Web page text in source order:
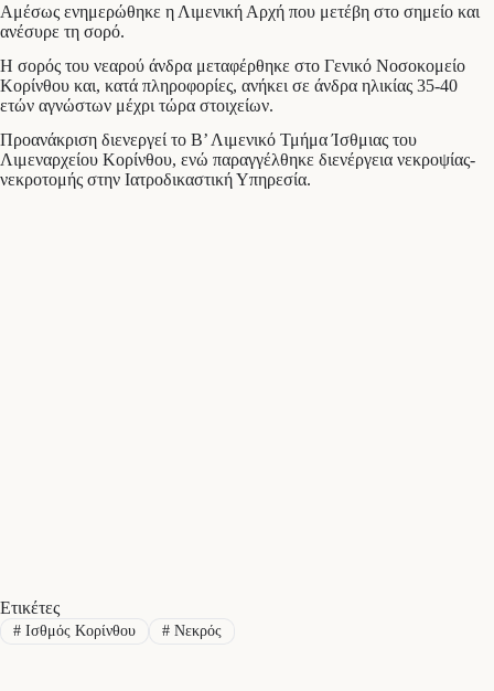
Αμέσως ενημερώθηκε η Λιμενική Αρχή που μετέβη στο σημείο και
ανέσυρε τη σορό.
H σορός του νεαρού άνδρα μεταφέρθηκε στο Γενικό Νοσοκομείο
Κορίνθου και, κατά πληροφορίες, ανήκει σε άνδρα ηλικίας 35-40
ετών αγνώστων μέχρι τώρα στοιχείων.
Προανάκριση διενεργεί το Β’ Λιμενικό Τμήμα Ίσθμιας του
Λιμεναρχείου Κορίνθου, ενώ παραγγέλθηκε διενέργεια νεκροψίας-
νεκροτομής στην Ιατροδικαστική Υπηρεσία.
Ετικέτες
#Ισθμός Κορίνθου #Νεκρός